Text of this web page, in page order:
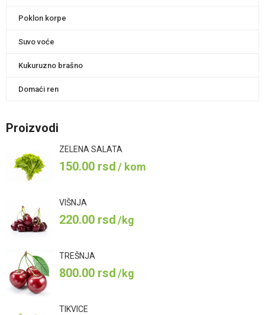
Poklon korpe
Suvo voće
Kukuruzno brašno
Domaći ren
Proizvodi
ZELENA SALATA
150.00 rsd/ kom
VIŠNJA
220.00 rsd/kg
TREŠNJA
800.00 rsd/kg
TIKVICE